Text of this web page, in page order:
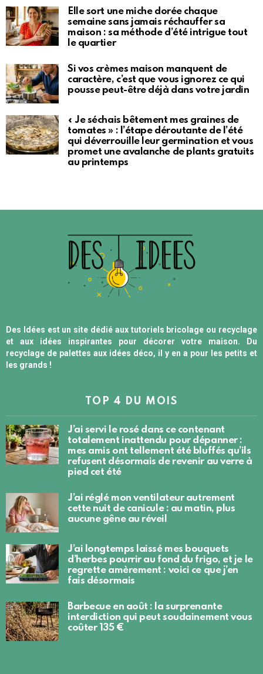
Elle sort une miche dorée chaque
semaine sans jamais réchauffer sa
maison : sa méthode d’été intrigue tout
le quartier
Si vos crèmes maison manquent de
caractère, c’est que vous ignorez ce qui
pousse peut-être déjà dans votre jardin
« Je séchais bêtement mes graines de
tomates » : l’étape déroutante de l’été
qui déverrouille leur germination et vous
promet une avalanche de plants gratuits
au printemps
Des Idées est un site dédié aux tutoriels bricolage ou recyclage
et aux idées inspirantes pour décorer votre maison. Du
recyclage de palettes aux idées déco, il y en a pour les petits et
les grands !
TOP 4 DU MOIS
J’ai servi le rosé dans ce contenant
totalement inattendu pour dépanner :
mes amis ont tellement été bluffés qu’ils
refusent désormais de revenir au verre à
pied cet été
J’ai réglé mon ventilateur autrement
cette nuit de canicule : au matin, plus
aucune gêne au réveil
J’ai longtemps laissé mes bouquets
d’herbes pourrir au fond du frigo, et je le
regrette amèrement : voici ce que j’en
fais désormais
Barbecue en août : la surprenante
interdiction qui peut soudainement vous
coûter 135 €